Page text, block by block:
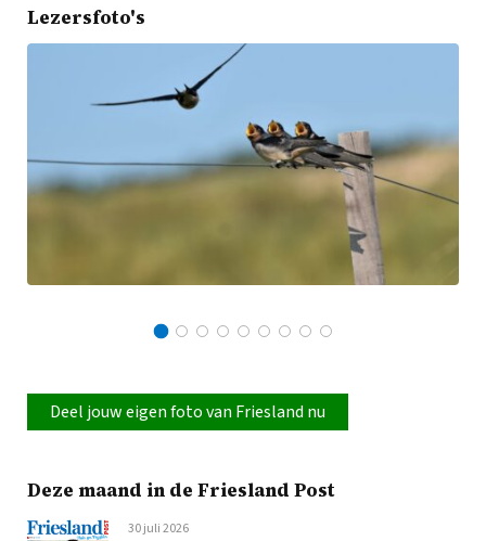
Lezersfoto's
Deel jouw eigen foto van Friesland nu
Deze maand in de Friesland Post
30 juli 2026